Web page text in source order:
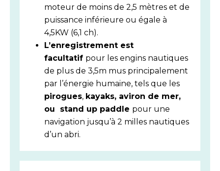
moteur de moins de 2,5 mètres et de
puissance inférieure ou égale à
4,5KW (6,1 ch).
L’enregistrement est
facultatif pour les engins nautiques
de plus de 3,5m mus principalement
par l’énergie humaine, tels que les
pirogues, kayaks, aviron de mer,
ou stand up paddle pour une
navigation jusqu’à 2 milles nautiques
d’un abri.